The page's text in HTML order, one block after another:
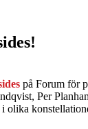
på Forum för
Per
olika